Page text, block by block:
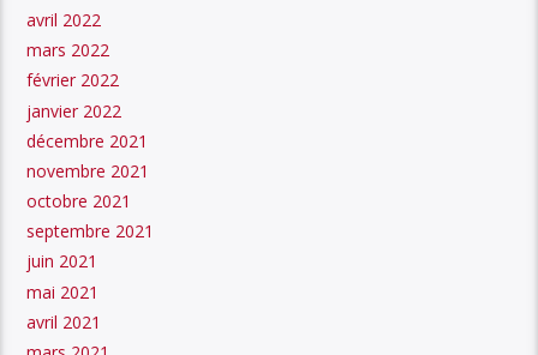
avril 2022
mars 2022
février 2022
janvier 2022
décembre 2021
novembre 2021
octobre 2021
septembre 2021
juin 2021
mai 2021
avril 2021